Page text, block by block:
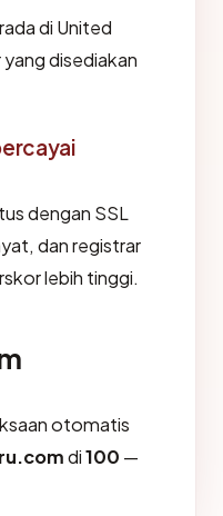
di United
disediakan
dengan SSL
dan registrar
lebih tinggi.
otomatis
di100 —